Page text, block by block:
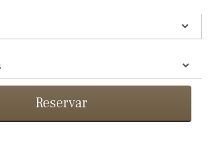
Reservar